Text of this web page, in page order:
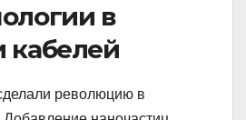
в
кабелей
революцию в